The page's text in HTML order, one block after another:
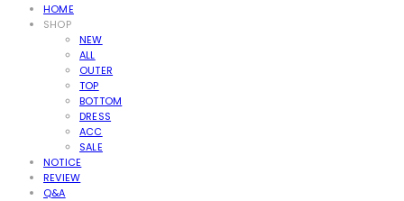
HOME
SHOP
NEW
ALL
OUTER
TOP
BOTTOM
DRESS
ACC
SALE
NOTICE
REVIEW
Q&A